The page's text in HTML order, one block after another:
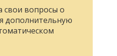
свои вопросы о
дополнительную